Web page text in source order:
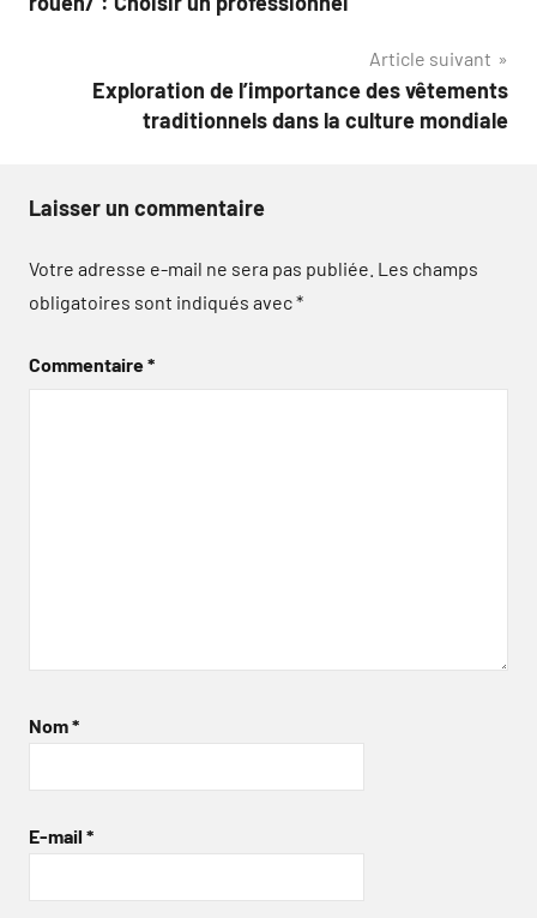
Article suivant
Exploration de l’importance des vêtements
traditionnels dans la culture mondiale
Laisser un commentaire
Votre adresse e-mail ne sera pas publiée. Les champs
obligatoires sont indiqués avec*
Commentaire*
Nom*
E-mail *